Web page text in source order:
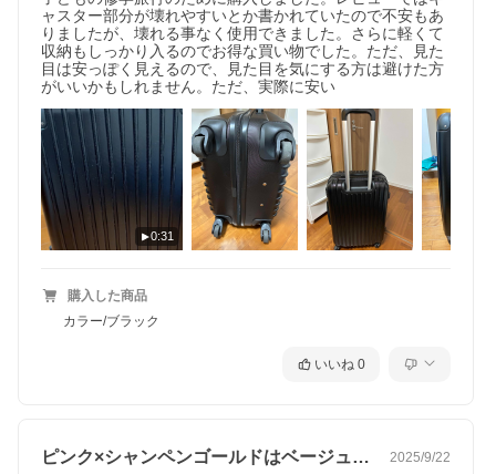
ャスター部分が壊れやすいとか書かれていたので不安もあ
りましたが、壊れる事なく使用できました。さらに軽くて
収納もしっかり入るのでお得な買い物でした。ただ、見た
目は安っぽく見えるので、見た目を気にする方は避けた方
がいいかもしれません。ただ、実際に安い
0:31
購入した商品
カラー/ブラック
いいね 0
ピンク×シャンペンゴールドはベージュだよ 2025/9/22